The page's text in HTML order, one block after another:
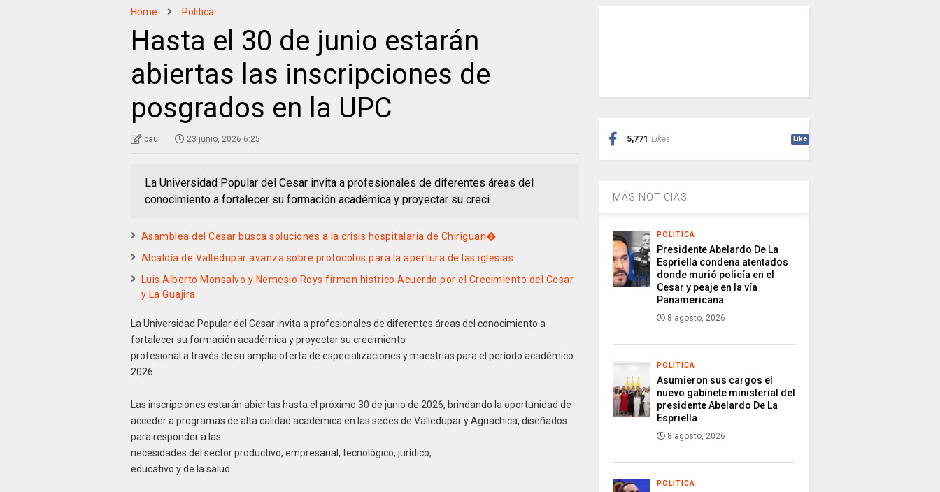
Home Politica
Hasta el 30 de junio estarán
abiertas las inscripciones de
posgrados en la UPC
paul 23 junio, 2026 6:25
La Universidad Popular del Cesar invita a profesionales de diferentes áreas del
conocimiento a fortalecer su formación académica y proyectar su creci
Asamblea del Cesar busca soluciones a la crisis hospitalaria de Chiriguan�
Alcaldía de Valledupar avanza sobre protocolos para la apertura de las iglesias
Luis Alberto Monsalvo y Nemesio Roys firman histrico Acuerdo por el Crecimiento del Cesar
y La Guajira
La Universidad Popular del Cesar invita a profesionales de diferentes áreas del conocimiento a
fortalecer su formación académica y proyectar su crecimiento
profesional a través de su amplia oferta de especializaciones y maestrías para el período académico
2026.
Las inscripciones estarán abiertas hasta el próximo 30 de junio de 2026, brindando la oportunidad de
acceder a programas de alta calidad académica en las sedes de Valledupar y Aguachica, diseñados
para responder a las
necesidades del sector productivo, empresarial, tecnológico, jurídico,
educativo y de la salud.
5,771 Likes Like
MÁS NOTICIAS
POLITICA
Presidente Abelardo De La
Espriella condena atentados
donde murió policía en el
Cesar y peaje en la vía
Panamericana
8 agosto, 2026
POLITICA
Asumieron sus cargos el
nuevo gabinete ministerial del
presidente Abelardo De La
Espriella
8 agosto, 2026
POLITICA